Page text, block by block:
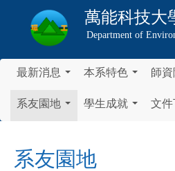
萬能科技大
Department of
最新消息 本系特色 師
系友園地 學生成就 文件
系友園地